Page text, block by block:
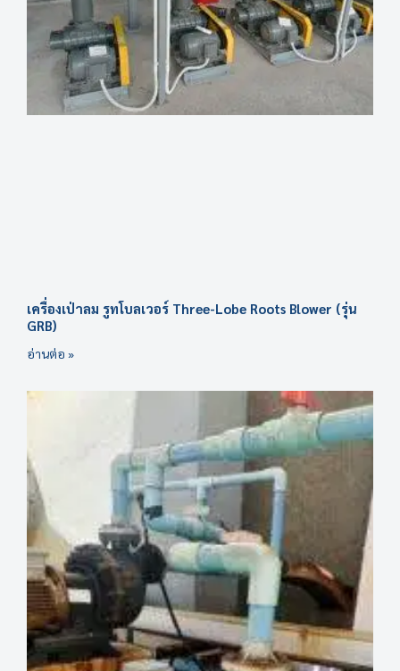
เครื่องเป่าลม รูทโบลเวอร์ Three-Lobe Roots Blower (รุ่น
GRB)
อ่านต่อ »